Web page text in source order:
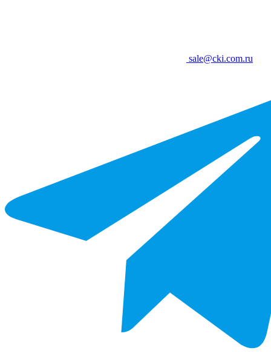
sale@cki.com.ru